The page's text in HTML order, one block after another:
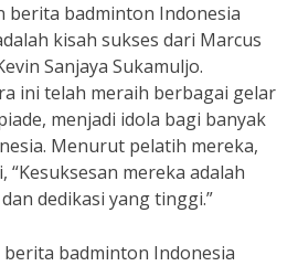
berita badminton Indonesia
kisah sukses dari Marcus
Sanjaya Sukamuljo.
ini telah meraih berbagai gelar
menjadi idola bagi banyak
Menurut pelatih mereka,
“Kesuksesan mereka adalah
dedikasi yang tinggi.”
badminton Indonesia